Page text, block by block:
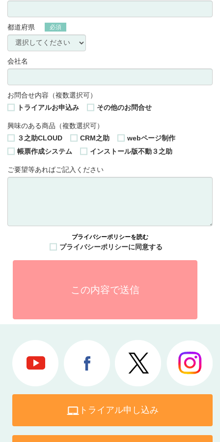
都道府県 必須
会社名
お問合せ内容 （複数選択可）
トライアルお申込み
その他のお問合せ
興味のある商品 （複数選択可）
３之助CLOUD
CRM之助
webページ制作
帳票作成システム
インストール版不動３之助
ご要望等あればご記入ください
プライバシーポリシーを読む
プライバシーポリシーに同意する
トライアル申し込み